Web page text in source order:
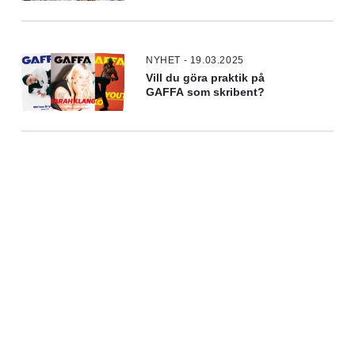
NYHET - 19.03.2025
Vill du göra praktik på
GAFFA som skribent?